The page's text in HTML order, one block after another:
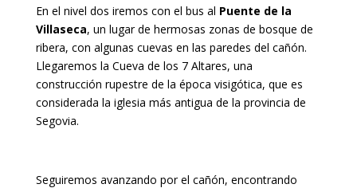
En el nivel dos iremos con el bus al Puente de la
Villaseca, un lugar de hermosas zonas de bosque de
ribera, con algunas cuevas en las paredes del cañón.
Llegaremos la Cueva de los 7 Altares, una
construcción rupestre de la época visigótica, que es
considerada la iglesia más antigua de la provincia de
Segovia.
Seguiremos avanzando por el cañón, encontrando